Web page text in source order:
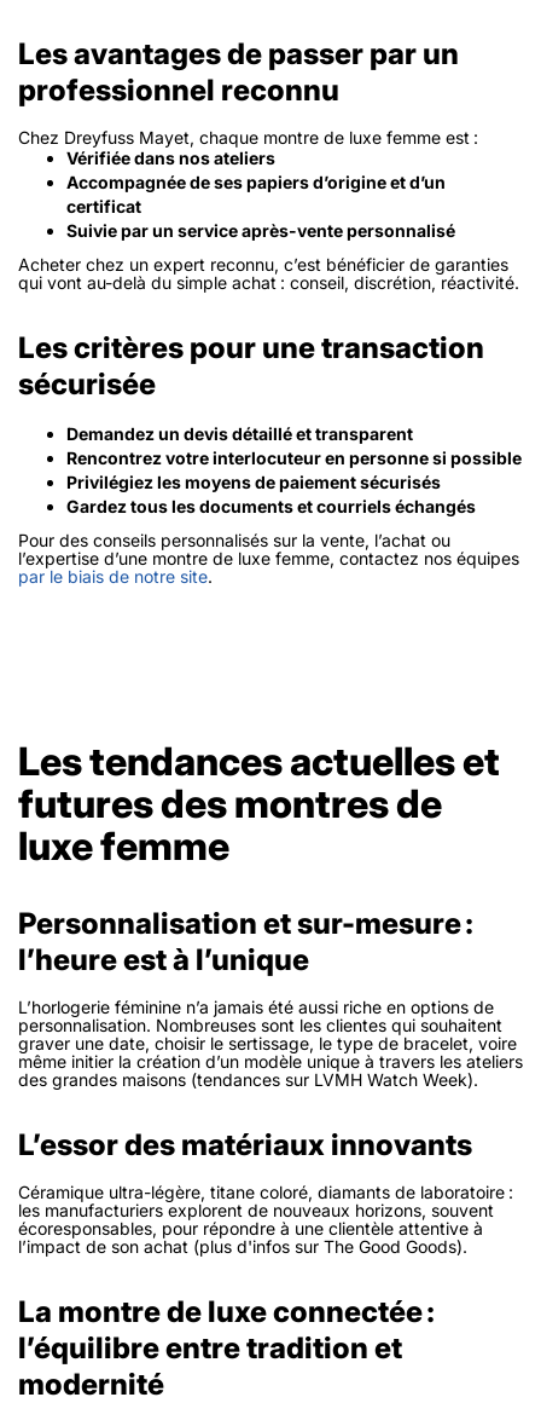
Les avantages de passer par un
professionnel reconnu
Chez Dreyfuss Mayet, chaque montre de luxe femme est :
Vérifiée dans nos ateliers
Accompagnée de ses papiers d’origine et d’un
certificat
Suivie par un service après-vente personnalisé
Acheter chez un expert reconnu, c’est bénéficier de garanties
qui vont au-delà du simple achat : conseil, discrétion, réactivité.
Les critères pour une transaction
sécurisée
Demandez un devis détaillé et transparent
Rencontrez votre interlocuteur en personne si possible
Privilégiez les moyens de paiement sécurisés
Gardez tous les documents et courriels échangés
Pour des conseils personnalisés sur la vente, l’achat ou
l’expertise d’une montre de luxe femme, contactez nos équipes
par le biais de notre site.
Les tendances actuelles et
futures des montres de
luxe femme
Personnalisation et sur-mesure :
l’heure est à l’unique
L’horlogerie féminine n’a jamais été aussi riche en options de
personnalisation. Nombreuses sont les clientes qui souhaitent
graver une date, choisir le sertissage, le type de bracelet, voire
même initier la création d’un modèle unique à travers les ateliers
des grandes maisons (tendances sur LVMH Watch Week).
L’essor des matériaux innovants
Céramique ultra-légère, titane coloré, diamants de laboratoire :
les manufacturiers explorent de nouveaux horizons, souvent
écoresponsables, pour répondre à une clientèle attentive à
l’impact de son achat (plus d'infos sur The Good Goods).
La montre de luxe connectée :
l’équilibre entre tradition et
modernité